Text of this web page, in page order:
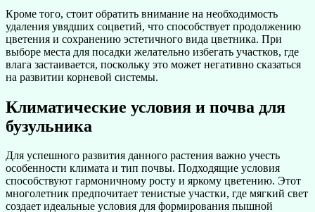
Кроме того, стоит обратить внимание на необходимость
удаления увядших соцветий, что способствует продолжению
цветения и сохранению эстетичного вида цветника. При
выборе места для посадки желательно избегать участков, где
влага застаивается, поскольку это может негативно сказаться
на развитии корневой системы.
Климатические условия и почва для
бузульника
Для успешного развития данного растения важно учесть
особенности климата и тип почвы. Подходящие условия
способствуют гармоничному росту и яркому цветению. Этот
многолетник предпочитает тенистые участки, где мягкий свет
создает идеальные условия для формирования пышной